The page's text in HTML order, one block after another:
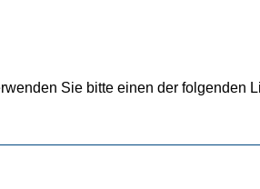
Sie bitte einen der folgenden